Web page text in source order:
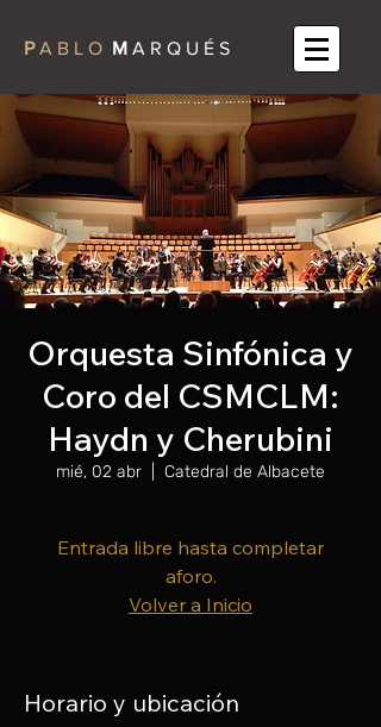
PA B L O M A R Q U É S
Orquesta Sinfónica y
Coro del CSMCLM:
Haydn y Cherubini
mié, 02 abr Catedral de Albacete
Entrada libre hasta completar
aforo.
Volver a Inicio
Horario y ubicación